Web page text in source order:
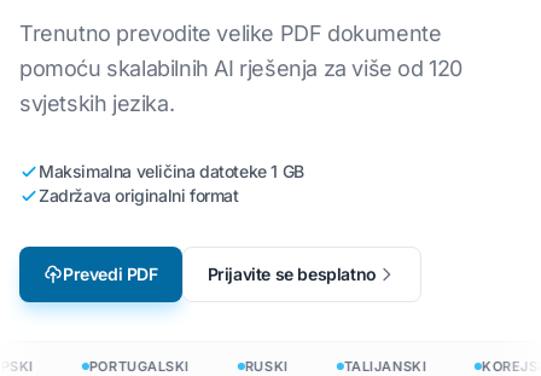
Trenutno prevodite velike PDF dokumente
pomoću skalabilnih AI rješenja za više od 120
svjetskih jezika.
Maksimalna veličina datoteke 1 GB
Zadržava originalni format
Prevedi PDF Prijavite se besplatno
PORTUGALSKI RUSKI TALIJANSKI